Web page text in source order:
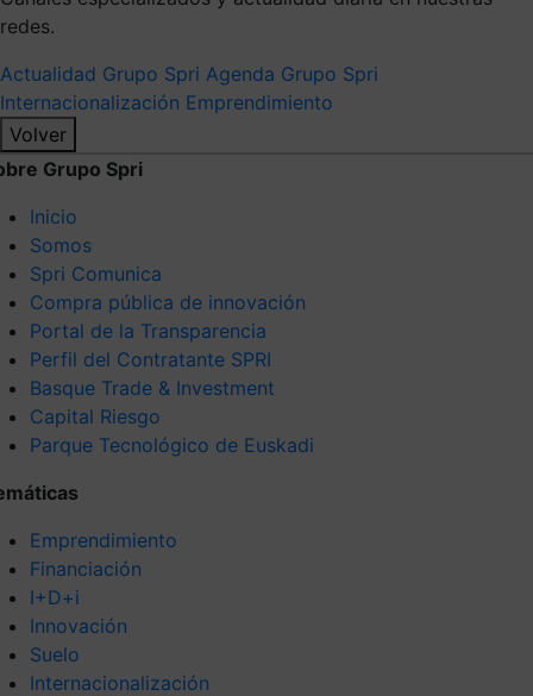
redes.
Actualidad Grupo Spri Agenda Grupo Spri
Internacionalización Emprendimiento
Volver
Grupo Spri
Inicio
Somos
Spri Comunica
Compra pública de innovación
Portal de la Transparencia
Perfil del Contratante SPRI
Basque Trade & Investment
Capital Riesgo
Parque Tecnológico de Euskadi
Emprendimiento
Financiación
I+D+i
Innovación
Suelo
Internacionalización